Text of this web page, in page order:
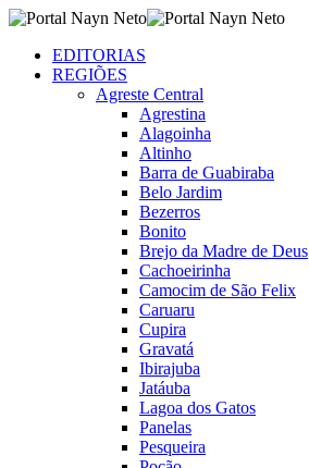
EDITORIAS
REGIÕES
Agreste Central
Agrestina
Alagoinha
Altinho
Barra de Guabiraba
Belo Jardim
Bezerros
Bonito
Brejo da Madre de Deus
Cachoeirinha
Camocim de São Felix
Caruaru
Cupira
Gravatá
Ibirajuba
Jatáuba
Lagoa dos Gatos
Panelas
Pesqueira